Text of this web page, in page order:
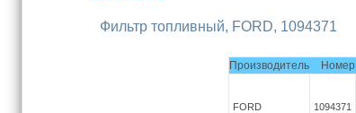
Фильтр топливный, FORD, 1094371
Производитель Номер
FORD 1094371